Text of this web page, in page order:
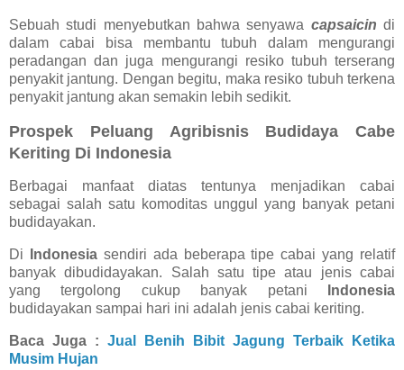
Sebuah studi menyebutkan bahwa senyawa capsaicin di
dalam cabai bisa membantu tubuh dalam mengurangi
peradangan dan juga mengurangi resiko tubuh terserang
penyakit jantung. Dengan begitu, maka resiko tubuh terkena
penyakit jantung akan semakin lebih sedikit.
Prospek Peluang Agribisnis Budidaya Cabe
Keriting Di Indonesia
Berbagai manfaat diatas tentunya menjadikan cabai
sebagai salah satu komoditas unggul yang banyak petani
budidayakan.
Di Indonesiasendiri ada beberapa tipe cabai yang relatif
banyak dibudidayakan. Salah satu tipe atau jenis cabai
yang tergolong cukup banyak petani
Indonesia
budidayakan sampai hari ini adalah jenis cabai keriting.
Baca Juga : Jual Benih Bibit Jagung Terbaik Ketika
Musim Hujan